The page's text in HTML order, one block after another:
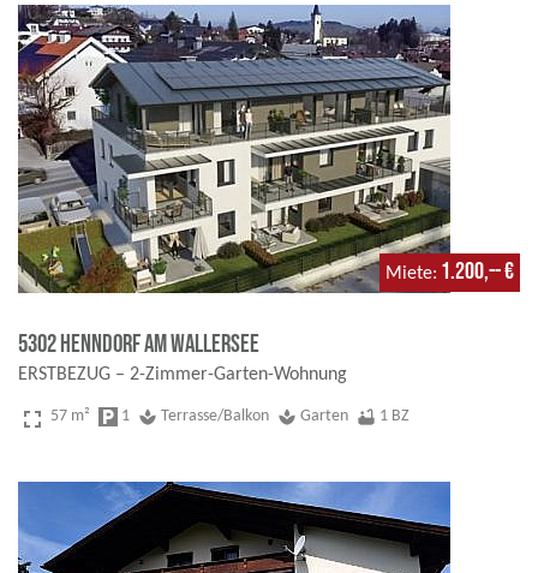
Miete 1.200,-- €
5302 Henndorf am Wallersee
ERSTBEZUG – 2-Zimmer-Garten-Wohnung
fullscreen 57 m² local_parking 1 spa Terrasse/Balkon spa Garten bathtub 1 BZ